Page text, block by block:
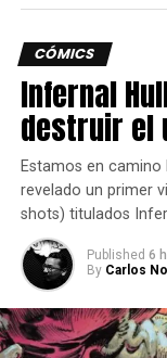
El
z
CÓMICS
Infernal
destruir el
Estamos en camino
revelado un primer
shots) titulados
Published 6
By Carlos